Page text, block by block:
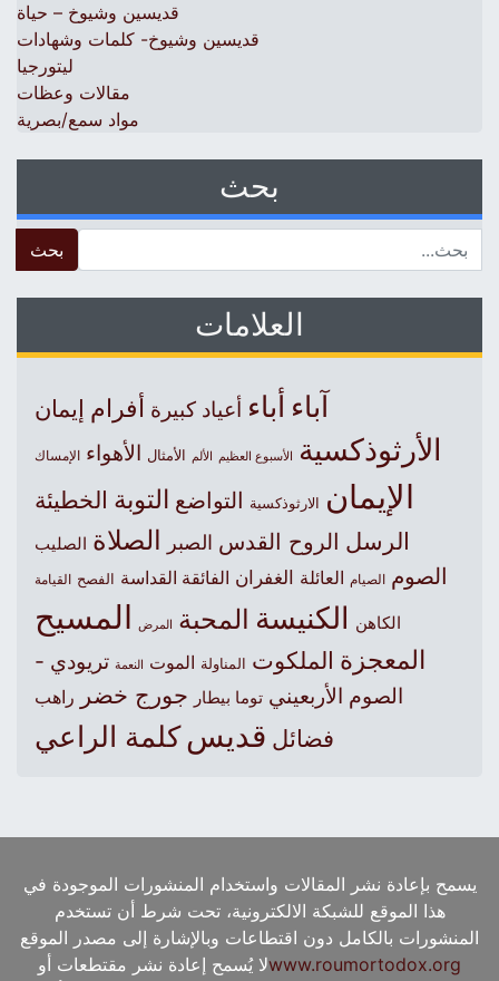
قديسين وشيوخ – حياة
قديسين وشيوخ- كلمات وشهادات
ليتورجيا
مقالات وعظات
مواد سمع/بصرية
بحث
العلامات
آباءأباء أعياد كبيرة أفرام إيمان
الأرثوذكسية الأسبوع العظيم الألم الأمثال الأهواء الإمساك
الإيمان الارثوذكسية التواضع التوبة الخطيئة
الرسل الروح القدس الصبر الصلاة الصليب
الصوم الصيام العائلة الغفران الفائقة القداسة الفصح القيامة
الكاهن الكنيسةالمحبة المرض المسيح
المعجزة الملكوت المناولة الموت النعمة تريودي -
الصوم الأربعيني توما بيطار جورج خضر راهب
فضائل قديس كلمة الراعي
يسمح بإعادة نشر المقالات واستخدام المنشورات الموجودة في
هذا الموقع للشبكة الالكترونية، تحت شرط أن تستخدم
المنشورات بالكامل دون اقتطاعات وبالإشارة إلى مصدر الموقع
www.roumortodox.orgلا يُسمح إعادة نشر مقتطعات أو